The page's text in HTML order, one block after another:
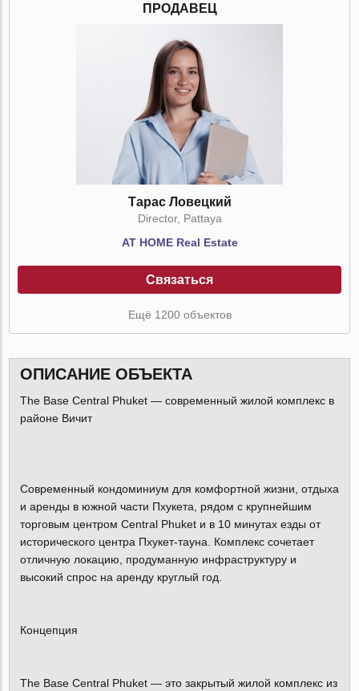
ПРОДАВЕЦ
Тарас Ловецкий
Director, Pattaya
AT HOME Real Estate
Связаться
Ещё 1200 объектов
ОПИСАНИЕ ОБЪЕКТА
The Base Central Phuket — современный жилой комплекс в
районе Вичит
Современный кондоминиум для комфортной жизни, отдыха
и аренды в южной части Пхукета, рядом с крупнейшим
торговым центром Central Phuket и в 10 минутах езды от
исторического центра Пхукет-тауна. Комплекс сочетает
отличную локацию, продуманную инфраструктуру и
высокий спрос на аренду круглый год.
Концепция
The Base Central Phuket — это закрытый жилой комплекс из